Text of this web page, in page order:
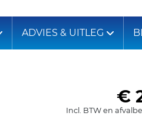
ADVIES & UITLEG
€
Incl. BTW en